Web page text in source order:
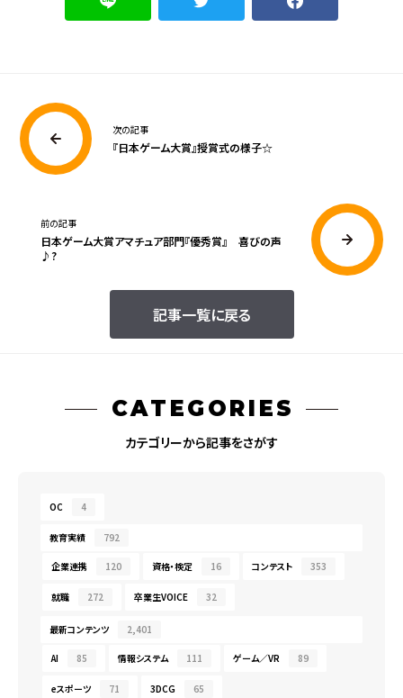
次の記事
『日本ゲーム大賞』授賞式の様子☆
記事一覧に戻る
前の記事
日本ゲーム大賞アマチュア部門『優秀賞』 喜びの声
♪?
CATEGORIES
カテゴリーから記事をさがす
OC 4
教育実績 792
企業連携 120 資格・検定 16 コンテスト 353
就職 272 卒業生VOICE 32
最新コンテンツ 2,401
AI 85 情報システム 111 ゲーム／VR 89
eスポーツ 71 3DCG 65